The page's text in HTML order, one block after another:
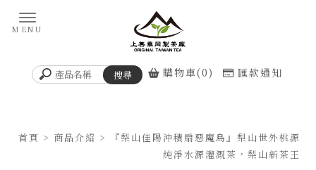
購物車(0) 匯款通知
首頁 > 商品介紹 > 『梨山佳陽沖積扇惡魔島』梨山世外桃源
純淨水源灌溉茶，梨山新茶王